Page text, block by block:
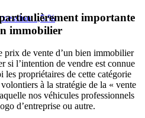
1,5 %
importante
immobilier
prix de vente d’un bien immobilier
si l’intention de vendre est connue
propriétaires de cette catégorie
à la stratégie de la « vente
nos véhicules professionnels
d’entreprise ou autre.